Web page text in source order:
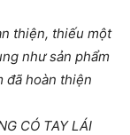
thiện, thiếu một
như sản phẩm
đã hoàn thiện
CÓ TAY LÁI